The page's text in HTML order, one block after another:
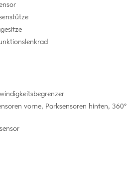
vorne, Parksensoren hinten, 360°